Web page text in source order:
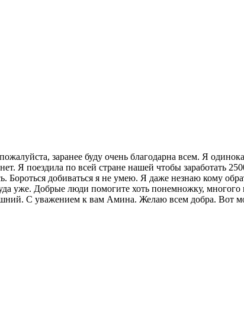
заранее буду очень благодарна всем. Я
Я поездила по всей стране нашей чтобы заработать
Бороться добиваться я не умею. Я даже незнаю кому
уже. Добрые люди помогите хоть понемножку,
С уважением к вам Амина. Желаю всем добра. Вот